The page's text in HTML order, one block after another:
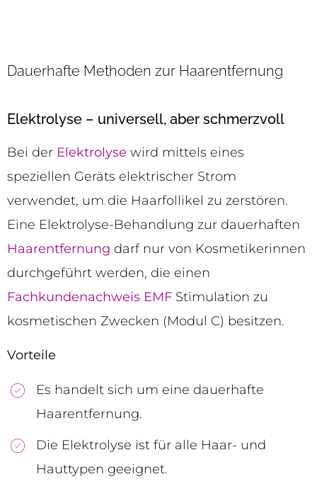
Dauerhafte Methoden zur Haarentfernung
Elektrolyse – universell, aber schmerzvoll
Bei der Elektrolyse wird mittels eines
speziellen Geräts elektrischer Strom
verwendet, um die Haarfollikel zu zerstören.
Eine Elektrolyse-Behandlung zur dauerhaften
Haarentfernung darf nur von Kosmetikerinnen
durchgeführt werden, die einen
Fachkundenachweis EMF Stimulation zu
kosmetischen Zwecken (Modul C) besitzen.
Vorteile
Es handelt sich um eine dauerhafte
Haarentfernung.
Die Elektrolyse ist für alle Haar- und
Hauttypen geeignet.